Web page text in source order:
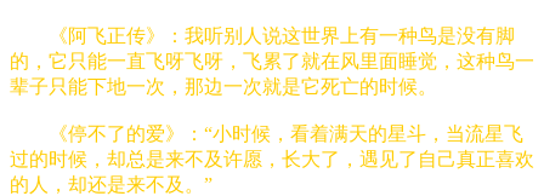
《阿飞正传》：我听别人说这世界上有一种鸟是没有脚
的，它只能一直飞呀飞呀，飞累了就在风里面睡觉，这种鸟一
辈子只能下地一次，那边一次就是它死亡的时候。
《停不了的爱》：“小时候，看着满天的星斗，当流星飞
过的时候，却总是来不及许愿，长大了，遇见了自己真正喜欢
的人，却还是来不及。”